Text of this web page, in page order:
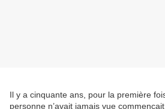
Il y a cinquante ans, pour la première
personne n’avait jamais vue